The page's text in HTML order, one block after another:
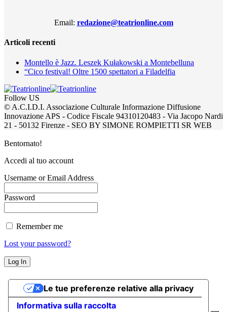
Email: redazione@teatrionline.com
Articoli recenti
Montello è Jazz. Leszek Kułakowski a Montebelluna
“Cico festival! Oltre 1500 spettatori a Filadelfia
Follow US
© A.C.I.D.I. Associazione Culturale Informazione Diffusione
Innovazione APS - Codice Fiscale 94310120483 - Via Jacopo Nardi
21 - 50132 Firenze - SEO BY SIMONE ROMPIETTI SR WEB
Bentornato!
Accedi al tuo account
Username or Email Address
Password
Remember me
Lost your password?
Informativa sulla raccolta
Le tue preferenze relative alla privacy